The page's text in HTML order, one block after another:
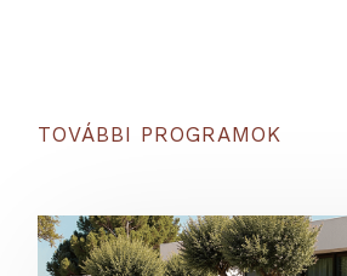
TOVÁBBI PROGRAMOK